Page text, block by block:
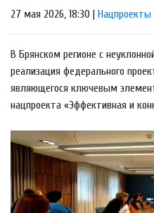
27 мая 2026, 18:30 | Нацпроекты
В Брянском регионе с
реализация федерального
являющегося ключевым
нацпроекта «Эффективная и